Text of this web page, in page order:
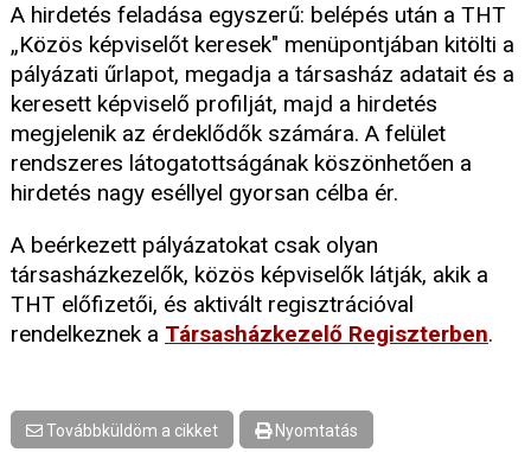
A hirdetés feladása egyszerű: belépés után a THT
„Közös képviselőt keresek" menüpontjában kitölti a
pályázati űrlapot, megadja a társasház adatait és a
keresett képviselő profilját, majd a hirdetés
megjelenik az érdeklődők számára. A felület
rendszeres látogatottságának köszönhetően a
hirdetés nagy eséllyel gyorsan célba ér.
A beérkezett pályázatokat csak olyan
társasházkezelők, közös képviselők látják, akik a
THT előfizetői, és aktivált regisztrációval
rendelkeznek a Társasházkezelő Regiszterben.
Továbbküldöm a cikket Nyomtatás